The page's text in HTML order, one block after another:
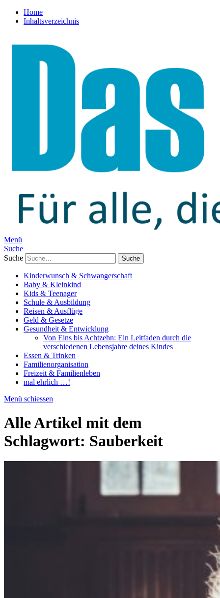
Home
Inhaltsverzeichnis
Menü
Suche
Suche
Kinderwunsch & Schwangerschaft
Baby & Kleinkind
Kids & Teenager
Schule & Ausbildung
Reisen & Ausflüge
Geld & Gesetze
Gesundheit & Entwicklung
Von Eins bis Achtzehn: Ein Leitfaden durch die
verschiedenen Lebensjahre deines Kindes
Essen & Trinken
Familienorganisation
Freizeit & Familienleben
mal ehrlich …!
Menü schiessen
Alle Artikel mit dem
Schlagwort: Sauberkeit